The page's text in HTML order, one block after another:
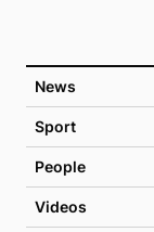
News
Sport
People
Videos